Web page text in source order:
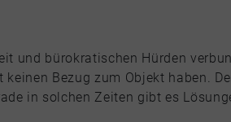
und bürokratischen Hürden
Bezug zum Objekt haben.
in solchen Zeiten gibt es